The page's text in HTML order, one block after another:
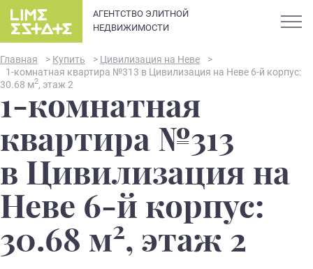
АГЕНТСТВО ЭЛИТНОЙ
НЕДВИЖИМОСТИ
О компании
Элитная недвижимость в
Санкт-Петербурге: каталог
квартир и апартаментов
премиум-класса
Главная > Купить > Цивилизация на Неве
>
1-комнатная квартира №313 в Цивилизация на Неве 6-й корпус:
30.68 м2, этаж 2
1-комнатная
квартира №313
в Цивилизация на
Неве 6-й корпус:
30.68 м2, этаж 2